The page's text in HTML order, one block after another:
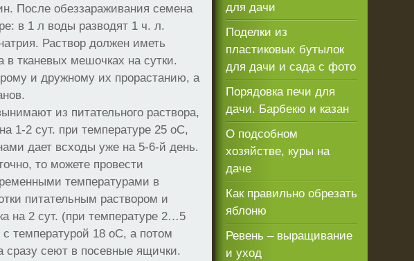
После обеззараживания семена
в 1 л воды разводят 1 ч. л.
Раствор должен иметь
тканевых мешочках на сутки.
и дружному их прорастанию, а
из питательного раствора,
1-2 сут. при температуре 25 оС,
дает всходы уже на 5-6-й день.
то можете провести
температурами в
питательным раствором и
на 2 сут. (при температуре 2…5
температурой 18 оС, а потом
сразу сеют в посевные ящички.
для дачи
Поделки из
пластиковых бутылок
для дачи и сада с фото
Порядовка печи для
дачи. Барбекю и казан
О подсобном
хозяйстве, куры на
даче
Как правильно обрезать
яблоню
Ревень – выращивание
и уход